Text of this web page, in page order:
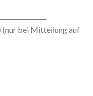
(nur bei Mitteilung auf